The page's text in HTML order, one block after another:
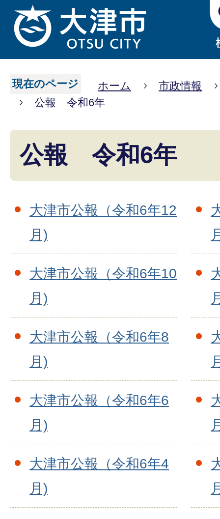
現在のページ ホーム
市政情報
公報 令和6年
公報 令和6年
大津市公報（令和6年12
月)
大津市公報（令和6年10
月)
大津市公報（令和6年8
月)
大津市公報（令和6年6
月)
大津市公報（令和6年4
月)